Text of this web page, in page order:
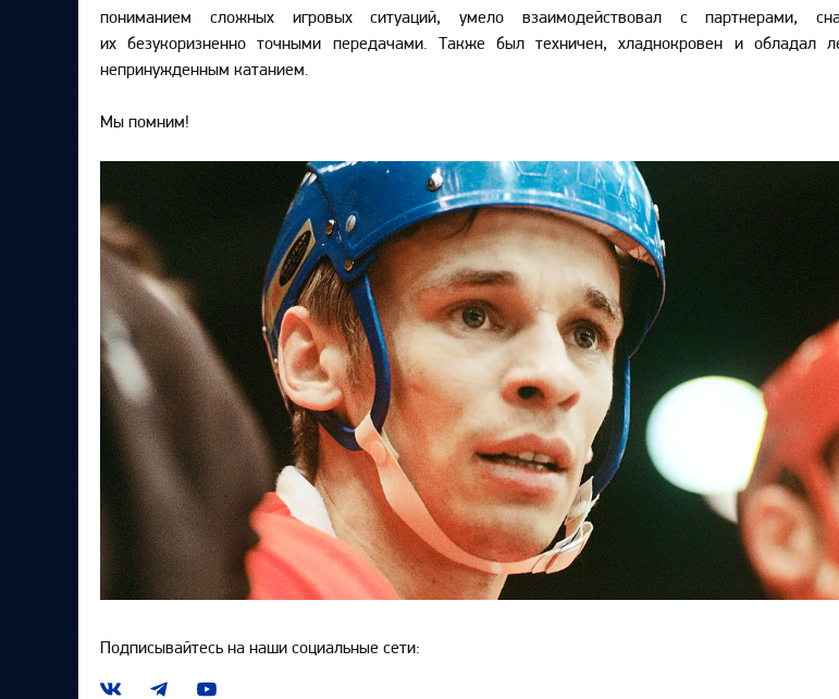
Северсталь Барыс
пониманием сложных игровых ситуаций, умело взаимодействовал с партнерами,
их безукоризненно точными передачами. Также был техничен, хладнокровен и обладал
непринужденным катанием.
Мы помним!
Подписывайтесь на наши социальные сети:
Наша
Наш
Наш